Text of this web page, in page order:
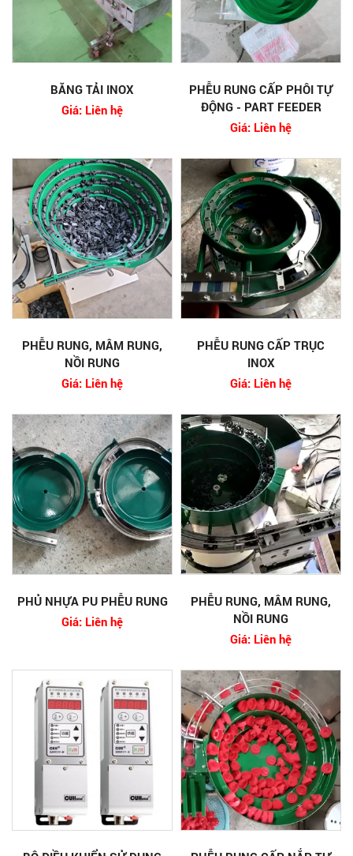
BĂNG TẢI INOX
Giá: Liên hệ
PHỄU RUNG CẤP PHÔI TỰ
ĐỘNG - PART FEEDER
Giá: Liên hệ
PHỄU RUNG, MÂM RUNG,
NỒI RUNG
Giá: Liên hệ
PHỄU RUNG CẤP TRỤC
INOX
Giá: Liên hệ
PHỦ NHỰA PU PHỄU RUNG
Giá: Liên hệ
PHỄU RUNG, MÂM RUNG,
NỒI RUNG
Giá: Liên hệ